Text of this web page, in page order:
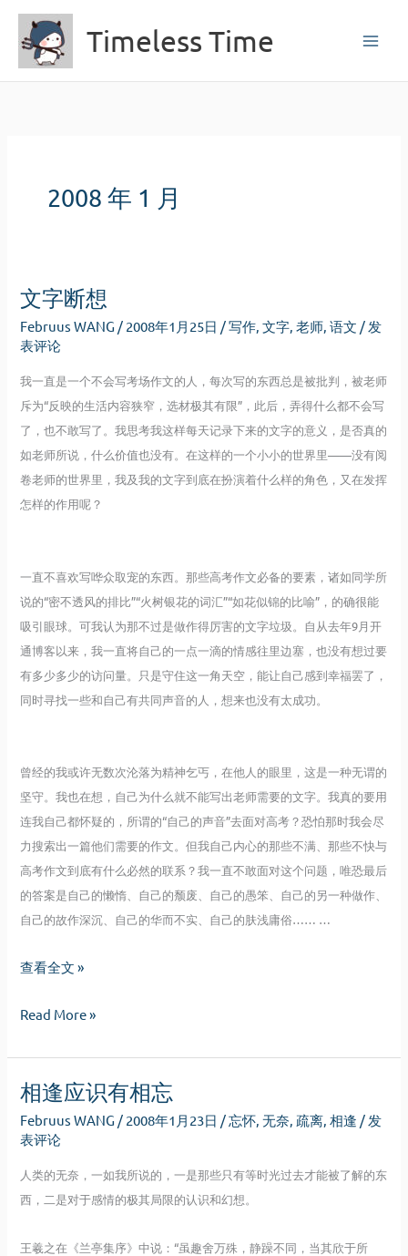
容
Timeless Time
2008 年 1 月
文字断想
Februus WANG / 2008年1月25日 /写作 ,文字 ,老师 ,语文 / 发
表评论
我一直是一个不会写考场作文的人，每次写的东西总是被批判，被老师
斥为“反映的生活内容狭窄，选材极其有限”，此后，弄得什么都不会写
了，也不敢写了。我思考我这样每天记录下来的文字的意义，是否真的
如老师所说，什么价值也没有。在这样的一个小小的世界里——没有阅
卷老师的世界里，我及我的文字到底在扮演着什么样的角色，又在发挥
怎样的作用呢？
一直不喜欢写哗众取宠的东西。那些高考作文必备的要素，诸如同学所
说的“密不透风的排比”“火树银花的词汇”“如花似锦的比喻”，的确很能
吸引眼球。可我认为那不过是做作得厉害的文字垃圾。自从去年9月开
通博客以来，我一直将自己的一点一滴的情感往里边塞，也没有想过要
有多少多少的访问量。只是守住这一角天空，能让自己感到幸福罢了，
同时寻找一些和自己有共同声音的人，想来也没有太成功。
曾经的我或许无数次沦落为精神乞丐，在他人的眼里，这是一种无谓的
坚守。我也在想，自己为什么就不能写出老师需要的文字。我真的要用
连我自己都怀疑的，所谓的“自己的声音”去面对高考？恐怕那时我会尽
力搜索出一篇他们需要的作文。但我自己内心的那些不满、那些不快与
高考作文到底有什么必然的联系？我一直不敢面对这个问题，唯恐最后
的答案是自己的懒惰、自己的颓废、自己的愚笨、自己的另一种做作、
自己的故作深沉、自己的华而不实、自己的肤浅庸俗…… …
文
断
查看全文 »
文
断
想
Read More »
相逢应识有相忘
Februus WANG / 2008年1月23日 /忘怀 ,无奈 疏离 ,相逢 / 发
表评论
人类的无奈，一如我所说的，一是那些只有等时光过去才能被了解的东
西，二是对于感情的极其局限的认识和幻想。
王羲之在《兰亭集序》中说：“虽趣舍万殊，静躁不同，当其欣于所